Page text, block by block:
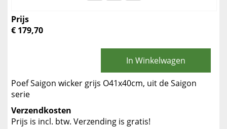
Prijs
€ 179,70
In Winkelwagen
Poef Saigon wicker grijs O41x40cm, uit de Saigon
serie
Verzendkosten
Prijs is incl. btw. Verzending is gratis!